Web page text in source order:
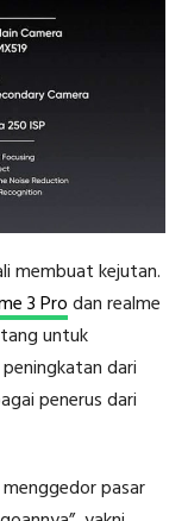
membuat kejutan.
3 Prodan realme
untuk
dari
penerus dari
pasar